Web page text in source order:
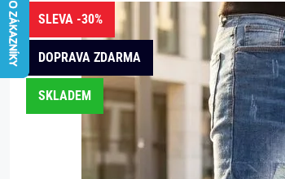
SLEVA -30%
DOPRAVA ZDARMA
SKLADEM